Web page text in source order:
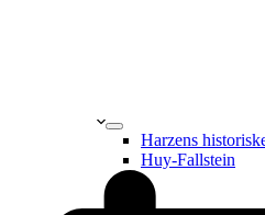
Harzens
Huy-Fallstein